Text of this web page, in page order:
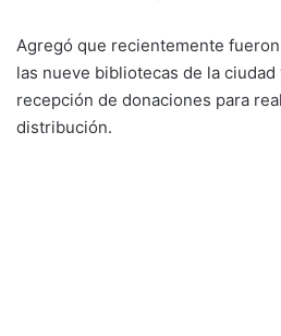
Agregó que recientemente
las nueve bibliotecas de la
recepción de donaciones para
distribución.